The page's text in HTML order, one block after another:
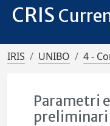
CRIS
IRIS UNIBO 4 -
Parametri
preliminari